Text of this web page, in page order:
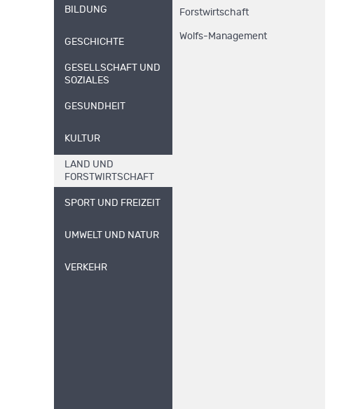
BILDUNG
GESCHICHTE
GESELLSCHAFT UND
SOZIALES
GESUNDHEIT
KULTUR
LAND UND
FORSTWIRTSCHAFT
Forstwirtschaft
Wolfs-Management
SPORT UND FREIZEIT
UMWELT UND NATUR
VERKEHR